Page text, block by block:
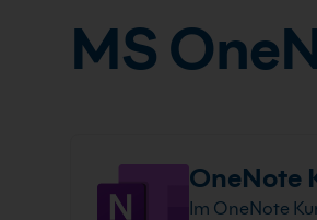
MS
OneNote
Im OneNote